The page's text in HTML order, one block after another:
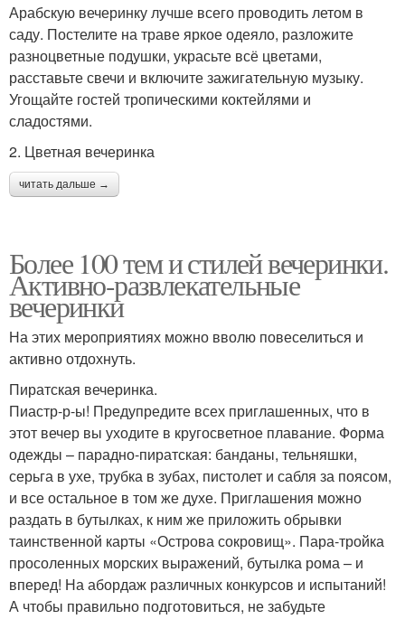
Арабскую вечеринку лучше всего проводить летом в
саду. Постелите на траве яркое одеяло, разложите
разноцветные подушки, украсьте всё цветами,
расставьте свечи и включите зажигательную музыку.
Угощайте гостей тропическими коктейлями и
сладостями.
2. Цветная вечеринка
читать дальше →
Более 100 тем и стилей вечеринки.
Активно-развлекательные
вечеринки
На этих мероприятиях можно вволю повеселиться и
активно отдохнуть.
Пиратская вечеринка.
Пиастр-р-ы! Предупредите всех приглашенных, что в
этот вечер вы уходите в кругосветное плавание. Форма
одежды – парадно-пиратская: банданы, тельняшки,
серьга в ухе, трубка в зубах, пистолет и сабля за поясом,
и все остальное в том же духе. Приглашения можно
раздать в бутылках, к ним же приложить обрывки
таинственной карты «Острова сокровищ». Пара-тройка
просоленных морских выражений, бутылка рома – и
вперед! На абордаж различных конкурсов и испытаний!
А чтобы правильно подготовиться, не забудьте